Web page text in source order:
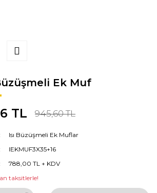
Ek Muf
TL 945,60 TL
Isı Büzüşmeli Ek Muflar
IEKMUF3X35+16
788,00 TL + KDV
taksitlerle!